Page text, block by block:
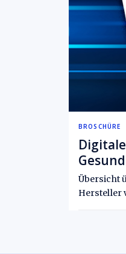
BROSCHÜRE
Übersicht
Hersteller